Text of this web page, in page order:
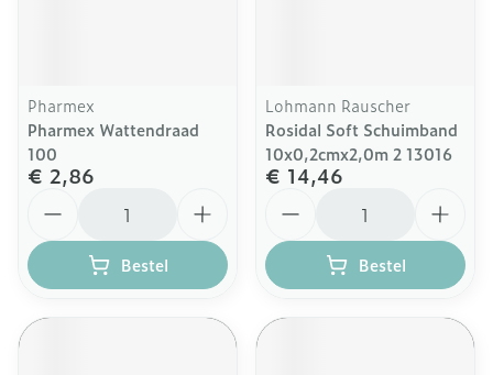
Pharmex
Pharmex Wattendraad
100
€ 2,86
Bestel
Lohmann Rauscher
Rosidal Soft Schuimband
10x0,2cmx2,0m 2 13016
€ 14,46
Bestel